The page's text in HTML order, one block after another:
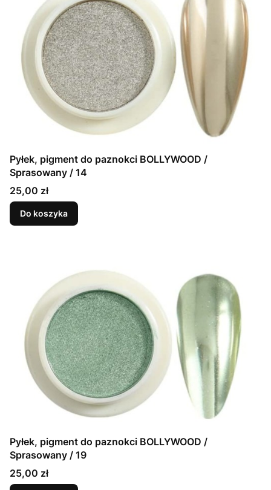
Pyłek, pigment do paznokci BOLLYWOOD /
Sprasowany / 14
Cena
25,00 zł
Do koszyka
Pyłek, pigment do paznokci BOLLYWOOD /
Sprasowany / 19
Cena
25,00 zł